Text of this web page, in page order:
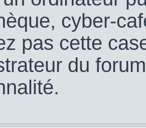
cyber-
pas cette
du